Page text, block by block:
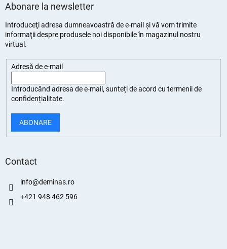
Abonare la newsletter
Introduceţi adresa dumneavoastră de e-mail şi vă vom trimite
informaţii despre produsele noi disponibile în magazinul nostru
virtual.
Adresă de e-mail
Introducând adresa de e-mail, sunteți deacord cu termenii de
confidențialitate.
ABONARE
Contact
info@deminas.ro
+421 948 462 596